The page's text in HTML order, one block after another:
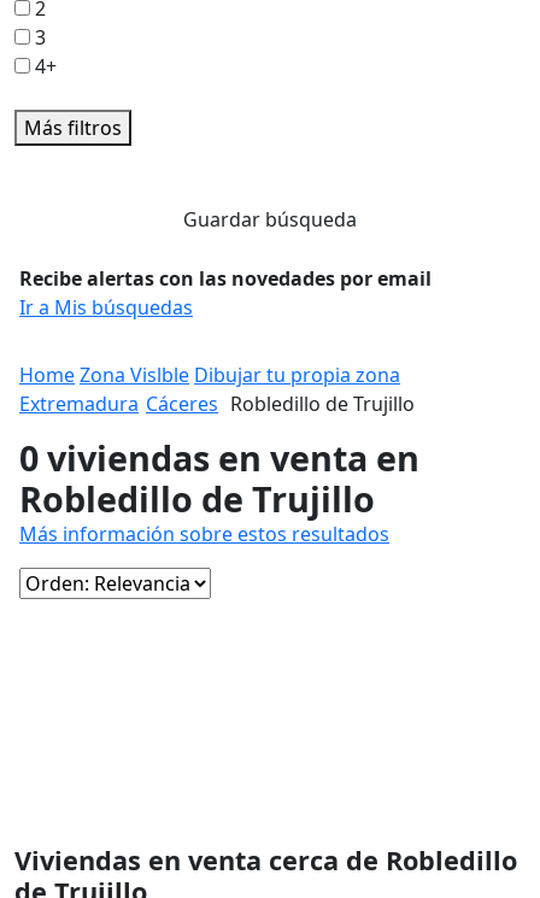
2
3
4+
Más filtros
Guardar búsqueda
Recibe alertas con las novedades por email
Ir a Mis búsquedas
HomeZona Vislble Dibujar tu propia zona
Extremadura Cáceres Robledillo de Trujillo
0 viviendas en venta en
Robledillo de Trujillo
Más información sobre estos resultados
Viviendas en venta cerca de Robledillo